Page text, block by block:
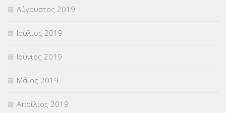
Αύγουστος 2019
Ιούλιος 2019
Ιούνιος 2019
Μάιος 2019
Απρίλιος 2019